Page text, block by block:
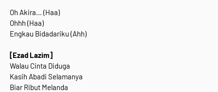
Oh Akira... (Haa)
Ohhh (Haa)
Engkau Bidadariku (Ahh)
[Ezad Lazim]
Walau Cinta Diduga
Kasih Abadi Selamanya
Biar Ribut Melanda